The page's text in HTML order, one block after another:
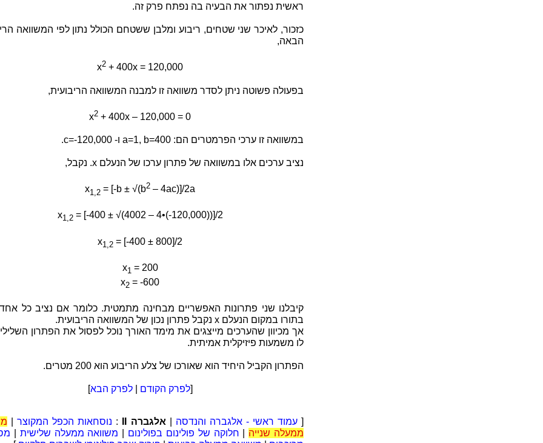
ראשית נפתור את הבעיה בה נפתח פרק זה.
כזכור, לאיכר שני שטחים, ריבוע ומלבן ששטחם הכולל נתון לפי המשוואה
הבאה,
x2 + 400x = 120,000
בפעולה פשוטה ניתן לסדר משוואה זו למבנה המשוואה הריבועית,
x2 + 400x – 120,000 = 0
במשוואה זו ערכי הפרמטרים הם: a=1, b=400 ו- c=-120,000.
נציב ערכים אלו במשוואה של פתרון ערכו של הנעלם x. נקבל,
x1,2 = [-b ± √(b2 – 4ac)]/2a
x1,2= [-400 ± √(4002 – 4•(-120,000))]/2
x1,2 = [-400 ± 800]/2
x1 = 200
x2 = -600
קיבלנו שני פתרונות האפשריים מבחינה מתמטית. כלומר אם נציב כל
בתורו במקום הנעלם x נקבל פתרון נכון של המשוואה הריבועית.
אך מכיוון שהערכים מייצגים את מימד האורך נוכל לפסול את הפתרון
לו משמעות פיזיקלית אמיתית.
הפתרון הקביל היחיד הוא שאורכו של צלע הריבוע הוא 200 מטרים.
[לפרק הקודם |לפרק הבא]
[ עמוד ראשי - אלגברה והנדסה אלגברה II : נוסחאות הכפל המקוצר|
ממעלה שנייה
חלוקה של פולינום בפולינום משוואה ממעלה שלישית